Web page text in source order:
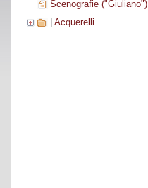
Scenografie ("Giuliano")
Acquerelli